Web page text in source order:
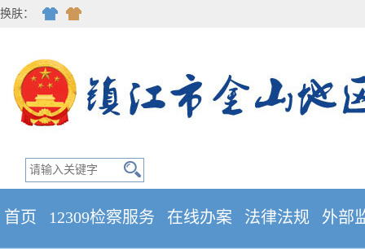
换肤：
首页 12309检察服务 在线办案 法律法规 外部